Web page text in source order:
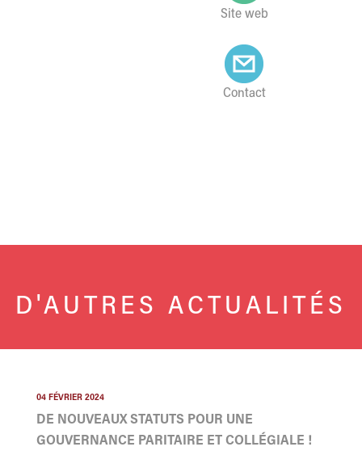
Site web
Contact
D'AUTRES ACTUALITÉS
04 FÉVRIER 2024
DE NOUVEAUX STATUTS POUR UNE
GOUVERNANCE PARITAIRE ET COLLÉGIALE !